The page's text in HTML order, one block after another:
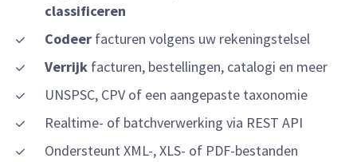
classificeren
Codeer facturen volgens uw rekeningstelsel
Verrijk facturen, bestellingen, catalogi en meer
UNSPSC, CPV of een aangepaste taxonomie
Realtime- of batchverwerking via REST API
Ondersteunt XML-, XLS- of PDF-bestanden